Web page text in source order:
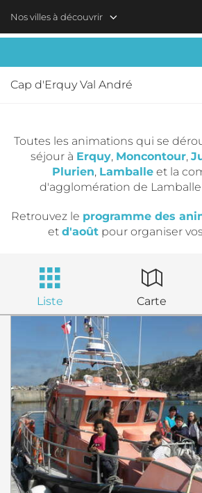
Nos villes à découvrir
Cap d'Erquy Val André
Toutes les animations qui se
séjour à Erquy, Moncontour,
Plurien, Lamballe et la
d'agglomération de Lamballe
Retrouvez le programme des
et d'août pour organiser
Liste Carte